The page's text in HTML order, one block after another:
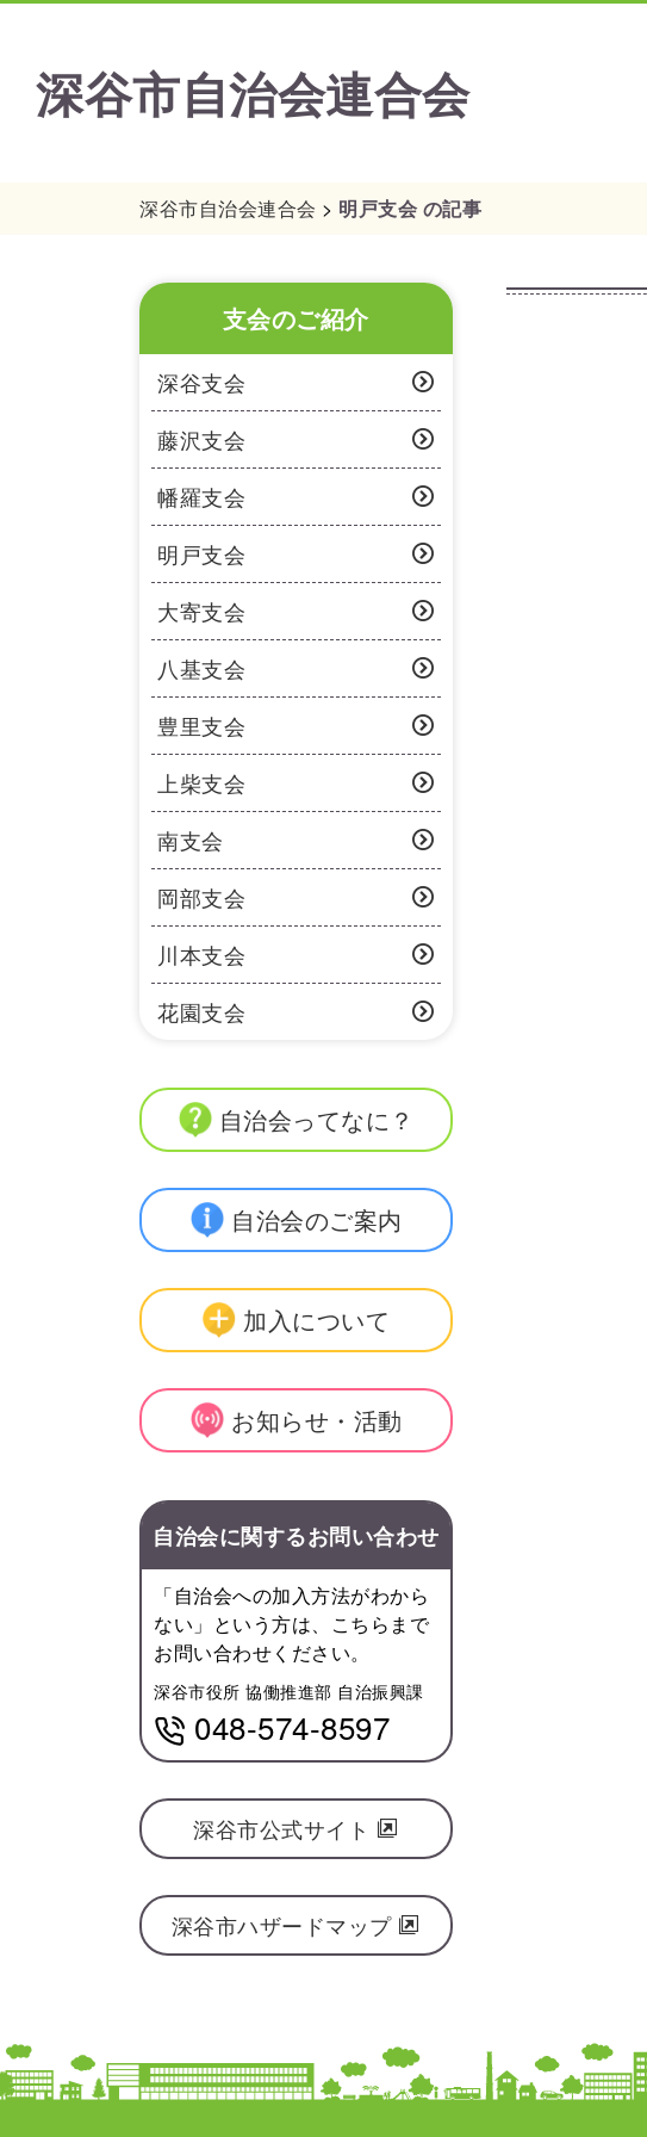
深谷市自治会連合会
深谷市自治会連合会 > 明戸支会 の記事
支会のご紹介
深谷支会
藤沢支会
幡羅支会
明戸支会
大寄支会
八基支会
豊里支会
上柴支会
南支会
岡部支会
川本支会
花園支会
自治会ってなに？
自治会のご案内
加入について
お知らせ・活動
自治会に関するお問い合わせ
「自治会への加入方法がわから
ない」という方は、こちらまで
お問い合わせください。
深谷市役所 協働推進部 自治振興課
048-574-8597
深谷市公式サイト
深谷市ハザードマップ